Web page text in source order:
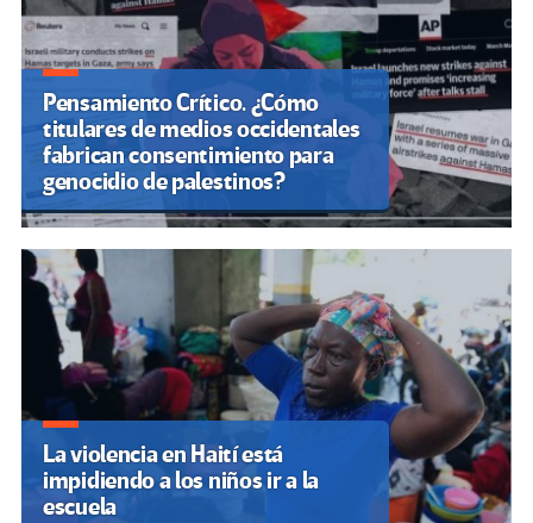
Pensamiento Crítico. ¿Cómo
titulares de medios occidentales
fabrican consentimiento para
genocidio de palestinos?
La violencia en Haití está
impidiendo a los niños ir a la
escuela